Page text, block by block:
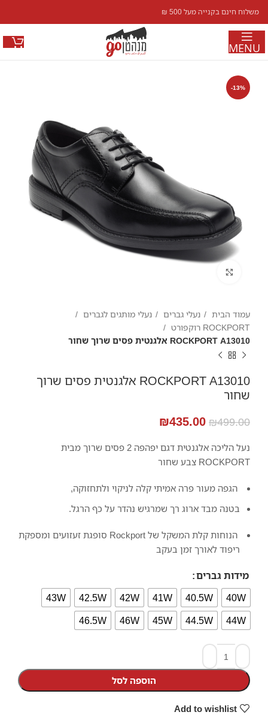
משלוח חינם בקנייה מעל 500 ₪
MENU
-13%
עמוד הבית נעלי גברים
נעלי מותגים לגברים
ROCKPORT רוקפורט
ROCKPORT A13010 אלגנטית פסים שרוך שחור
ROCKPORT A13010 אלגנטית פסים שרוך
שחור
₪499.00
₪435.00
נעל הליכה אלגנטית דגם יפהפה 2 פסים שרוך מבית
ROCKPORT צבע שחור
הגפה מעור פרה אמיתי קלה לניקוי ולתחזוקה,
בטנה מבד ארוג רך שמרגיש נהדר על כף הרגל.
הנוחות קלת המשקל של Rockport סופגת זעזועים ומספקת
ריפוד לאורך זמן בעקב
מידות גברים
40W
40.5W
41W
42W
42.5W
43W
44W
44.5W
45W
46W
46.5W
הוספה לסל
Add to wishlist